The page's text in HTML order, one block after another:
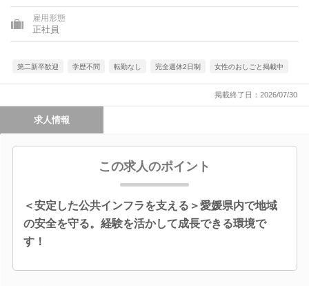
雇用形態
正社員
第二新卒歓迎 学歴不問 転勤なし 完全週休2日制 女性のおしごと掲載中
掲載終了日：2026/07/30
求人情報
この求人のポイント
＜安定した公共インフラを支える＞愛媛県内で地域
の安全を守る。経験を活かして成長できる環境で
す！